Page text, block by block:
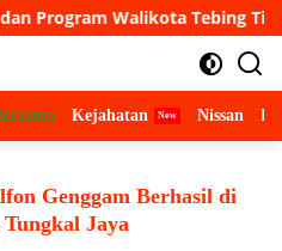
Walikota Tebing Tinggi
Kejahatan Nissan
Genggam Berhasil di
Jaya